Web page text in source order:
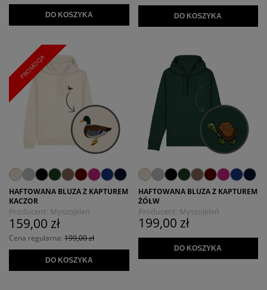
DO KOSZYKA DO KOSZYKA
HAFTOWANA BLUZA Z KAPTUREM
KACZOR
Producent: Myszojeleń
159,00 zł
Cena regularna: 199,00 zł
DO KOSZYKA
PROMOCJA
HAFTOWANA BLUZA Z KAPTUREM
ŻÓŁW
Producent: Myszojeleń
199,00 zł
DO KOSZYKA